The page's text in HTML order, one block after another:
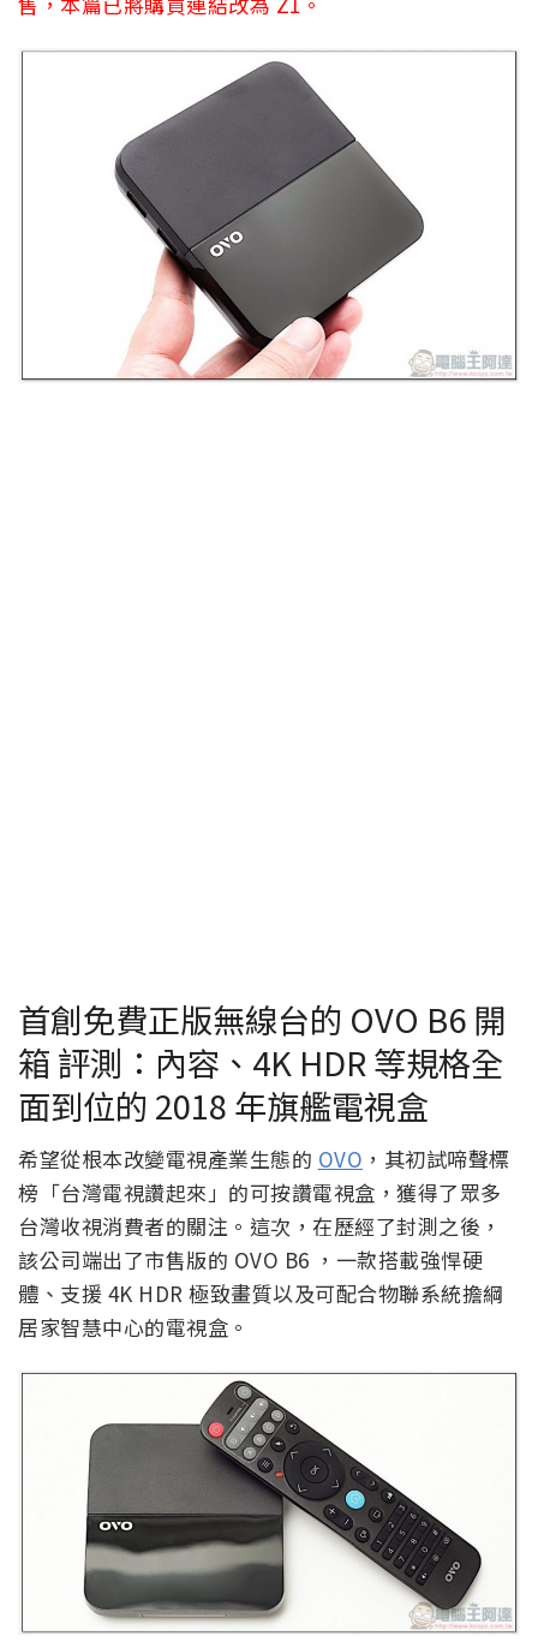
首創免費正版無線台的 OVO B6 開
箱 評測：內容、4K HDR 等規格全
面到位的 2018 年旗艦電視盒
希望從根本改變電視產業生態的 OVO ，其初試啼聲標
榜「台灣電視讚起來」的可按讚電視盒，獲得了眾多
台灣收視消費者的關注。這次，在歷經了封測之後，
該公司端出了市售版的 OVO B6 ，一款搭載強悍硬
體、支援 4K HDR 極致畫質以及可配合物聯系統擔綱
居家智慧中心的電視盒。